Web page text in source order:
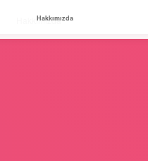
Hakkımızda
Hakkımızda